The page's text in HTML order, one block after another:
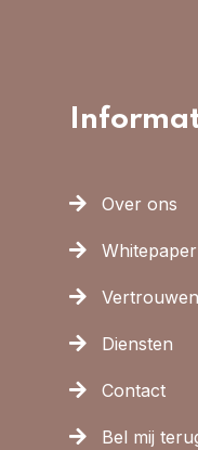
Over ons
Whitepaper
Diensten
Contact
Bel mij